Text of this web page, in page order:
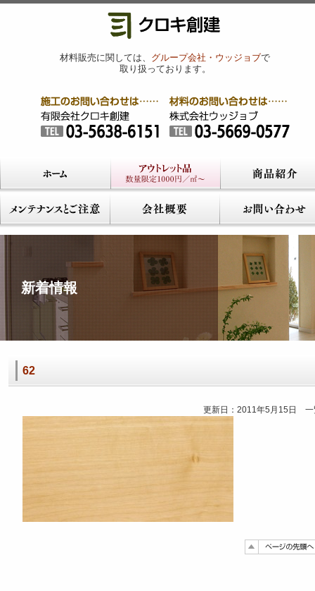
材料販売に関しては、 グループ会社・ウッジョブで
取り扱っております。
新着情報
62
更新日：2011年5月15日 一